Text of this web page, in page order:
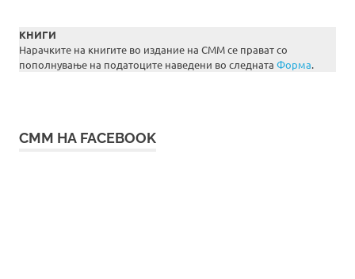
КНИГИ
Нарачките на книгите во издание на СММ се прават со
пополнување на податоците наведени во следната Форма.
СММ НА FACEBOOK